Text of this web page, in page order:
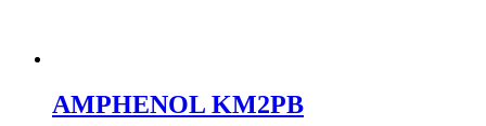
AMPHENOL KM2PB